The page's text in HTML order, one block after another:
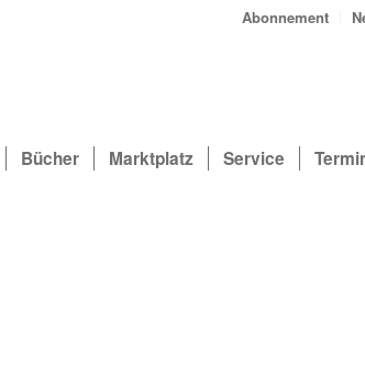
Abonnement
Bücher Marktplatz Service